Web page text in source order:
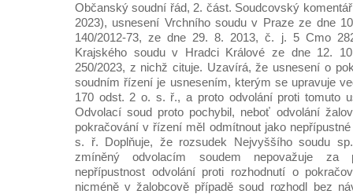
Občanský soudní řád, 2. část. Soudcovský
2023), usnesení Vrchního soudu v Praze ze dne
140/2012-73, ze dne 29. 8. 2013, č. j. 5 Cmo
Krajského soudu v Hradci Králové ze dne 12.
250/2023, z nichž cituje. Uzavírá, že usnesení o
soudním řízení je usnesením, kterým se upravuje
170 odst. 2 o. s. ř., a proto odvolání proti tomuto
Odvolací soud proto pochybil, neboť odvolání
pokračování v řízení měl odmítnout jako
s. ř. Doplňuje, že rozsudek Nejvyššího soudu
zmíněný odvolacím soudem nepovažuje za
nepřípustnost odvolání proti rozhodnutí o
nicméně v žalobcově případě soud rozhodl bez